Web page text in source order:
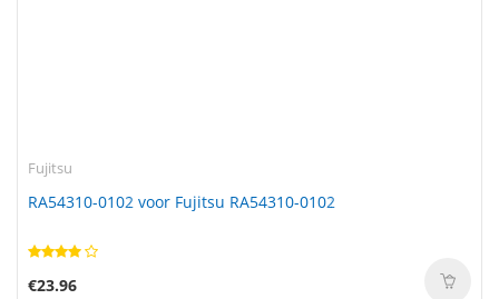
Fujitsu
RA54310-0102 voor Fujitsu RA54310-0102
€23.96